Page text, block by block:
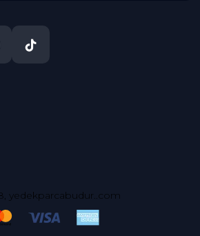
yedekparcabudur..com